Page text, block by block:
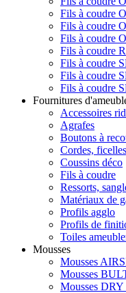
Fils à coudre
Fils à coudre
Fils à coudre
Fils à coudre
Fils à coudre
Fils à coudre
Fils à coudre
Fournitures
Accessoires
Agrafes
Boutons à
Cordes,
Coussins déco
Fils à coudre
Ressorts,
Matériaux de
Profils agglo
Profils de
Toiles
Mousses
Mousses
Mousses
Mousses